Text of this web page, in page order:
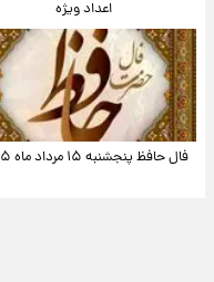
اعداد ویژه
فال حافظ پنجشنبه ۱۵ مرداد ماه ۱۴۰۵